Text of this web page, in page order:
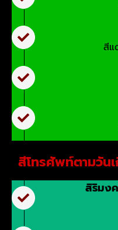
สีแ
สีโทรศัพท์ตามวัน
สิริมง